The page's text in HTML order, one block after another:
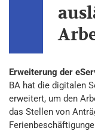
Erweiterung der
BA hat die digitalen
erweitert, um den
das Stellen von